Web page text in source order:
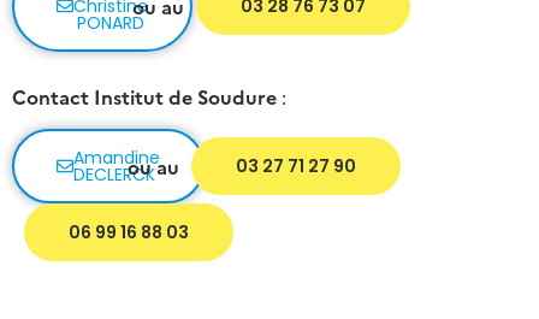
Christine
PONARD
ou au 03 28 76 73 07
Contact Institut de Soudure :
Amandine
DECLERCK
ou au 03 27 71 27 90
06 99 16 88 03